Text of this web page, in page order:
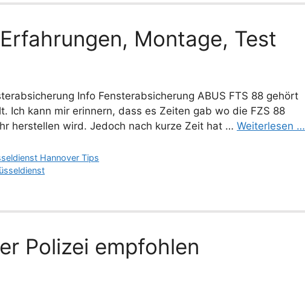
Montage, Test
Info Fensterabsicherung ABUS FTS 88 gehört
Ich kann mir erinnern, dass es Zeiten gab wo die FZS 88
herstellen wird. Jedoch nach kurze Zeit hat … Weiterlesen …
Hannover Tips
Polizei empfohlen